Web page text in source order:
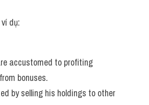
dụ:
accustomed to profiting
bonuses.
by selling his holdings to other